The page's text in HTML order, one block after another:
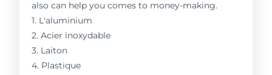
also can help you comes to money-making.
1. L'aluminium
2. Acier inoxydable
3. Laiton
4. Plastique